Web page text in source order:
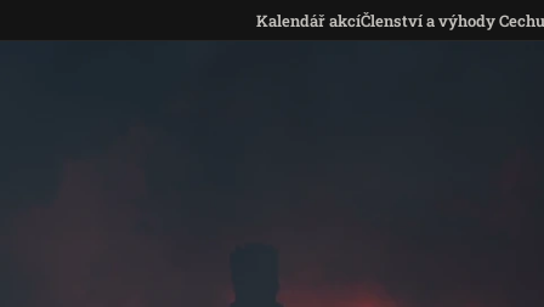
Kalendář akcíČlenství a výhody Cechu